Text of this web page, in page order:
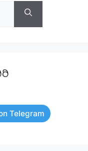
Telegram